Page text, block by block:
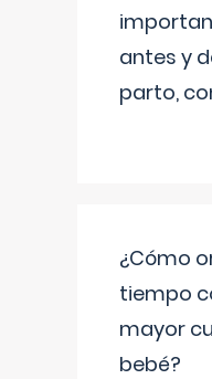
antes y
parto,
¿Cómo
tiempo
mayor
bebé?